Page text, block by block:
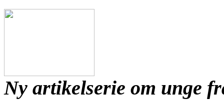
Ny artikelserie om unge